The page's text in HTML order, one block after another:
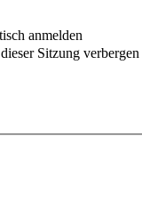
anmelden
Sitzung verbergen